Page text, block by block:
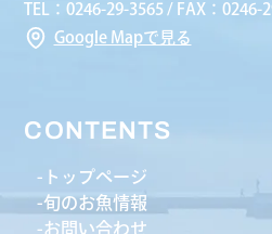
TEL：0246-29-3565 / FAX：0246-
Google Mapで見る
CONTENTS
トップページ
旬のお魚情報
お問い合わせ